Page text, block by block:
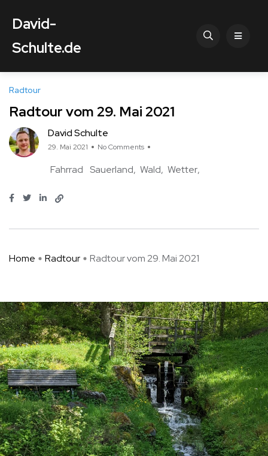
David-
Schulte.de
Radtour
Radtour vom 29. Mai 2021
David Schulte
29. Mai 2021 No Comments
Fahrrad Sauerland Wald Wetter
Home Radtour Radtour vom 29. Mai 2021